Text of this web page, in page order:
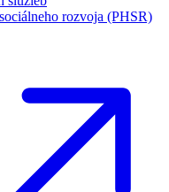
rozvoja (PHSR)